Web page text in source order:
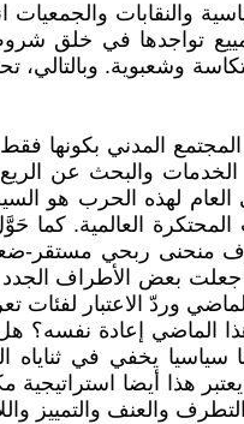
والنقابات
تواجدها في خلق
وشعبوية.
المدني بكونها
والبحث عن
العام لهذه الحرب هو
العالمية. كما
منحنى ربحي مستقر-
جعلت بعض الأطراف
وردّ الاعتبار
سياسيا يخفي في
هذا أيضا استراتيجية
والعنف والتمييز